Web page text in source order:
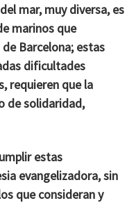
mar, muy diversa, es
marinos que
Barcelona; estas
dificultades
requieren que la
de solidaridad,
estas
evangelizadora, sin
que consideran y